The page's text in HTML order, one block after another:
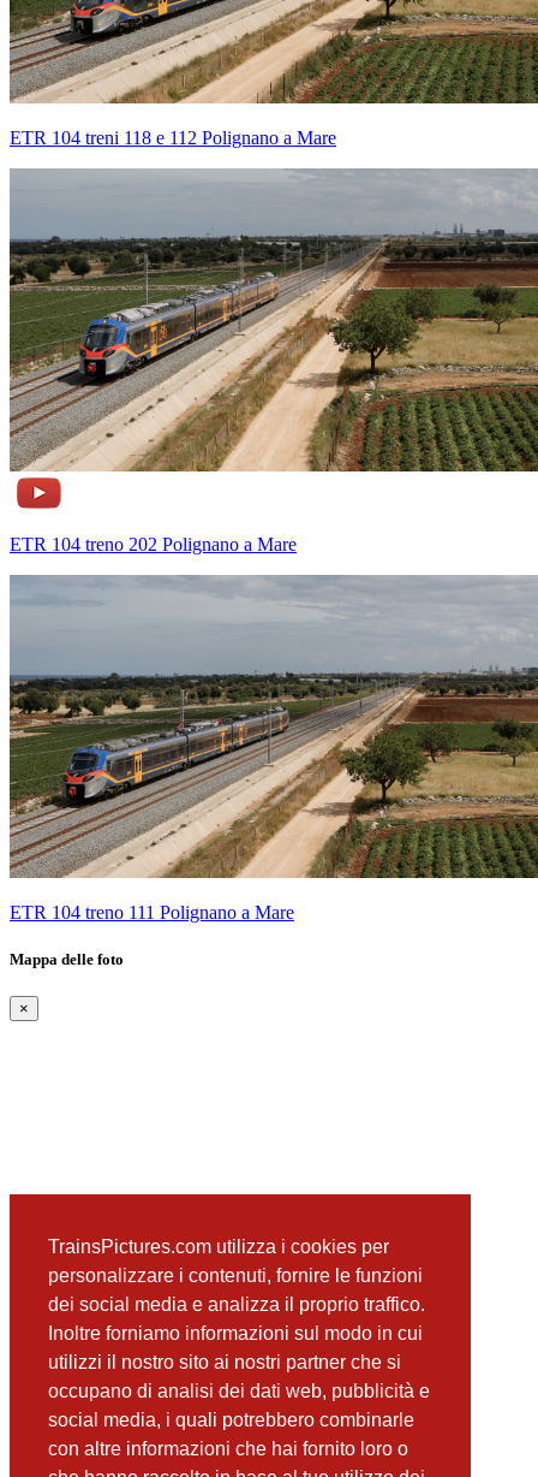
TrainsPictures.com utilizza i cookies per
personalizzare i contenuti, fornire le funzioni
dei social media e analizza il proprio traffico.
Inoltre forniamo informazioni sul modo in cui
utilizzi il nostro sito ai nostri partner che si
occupano di analisi dei dati web, pubblicità e
social media, i quali potrebbero combinarle
con altre informazioni che hai fornito loro o
ETR 104 treni 118 e 112 Polignano a Mare
ETR 104 treno 202 Polignano a Mare
ETR 104 treno 111 Polignano a Mare
Mappa delle foto
×